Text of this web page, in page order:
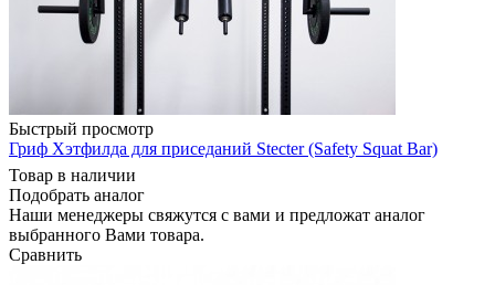
Быстрый просмотр
Гриф Хэтфилда для приседаний Stecter (Safety Squat Bar)
Товар в наличии
Подобрать аналог
Наши менеджеры свяжутся с вами и предложат аналог
выбранного Вами товара.
Сравнить